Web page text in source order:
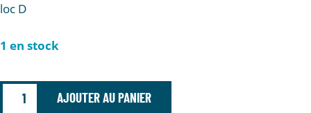
loc D
1 en stock
AJOUTER AU PANIER